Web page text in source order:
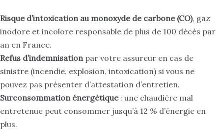
Risque d’intoxication au monoxyde de carbone (CO), gaz
inodore et incolore responsable de plus de 100 décès par
an en France.
Refus d’indemnisationpar votre assureur en cas de
sinistre (incendie, explosion, intoxication) si vous ne
pouvez pas présenter d’attestation d’entretien.
Surconsommation énergétique: une chaudière mal
entretenue peut consommer jusqu’à 12 % d’énergie en
plus.